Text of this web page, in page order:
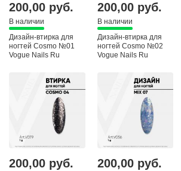
200,00 руб.
В наличии
Дизайн-втирка для
ногтей Cosmo №01
Vogue Nails Ru
200,00 руб.
В наличии
Дизайн-втирка для
ногтей Cosmo №02
Vogue Nails Ru
200,00 руб. 200,00 руб.